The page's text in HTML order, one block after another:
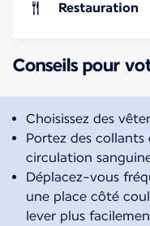
Restauration
Conseils pour
Choisissez des
Portez des
circulation
Déplacez-vous
une place côté
lever plus